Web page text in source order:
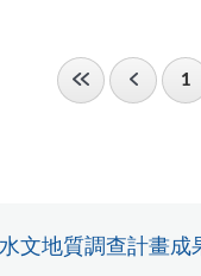
1
文地質調查計畫成